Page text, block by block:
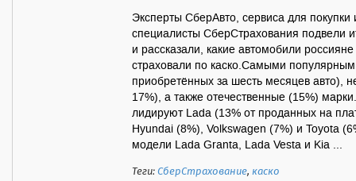
Эксперты СберАвто, сервиса для
специалисты СберСтрахования подвели
и рассказали, какие автомобили
страховали по каско.Самыми
приобретённых за шесть месяцев авто),
17%), а также отечественные (15%)
лидируют Lada (13% от проданных на
Hyundai (8%), Volkswagen (7%) и Toyota
модели Lada Granta, Lada Vesta и Kia ...
Теги:СберСтрахование,каско